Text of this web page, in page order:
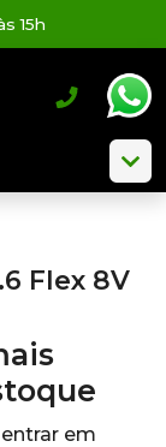
15h
Flex 8V
em